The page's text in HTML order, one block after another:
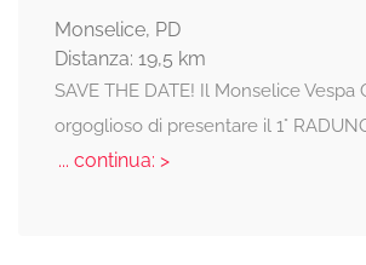
Monselice, PD
Distanza: 19,5 km
SAVE THE DATE! Il Monselice Vespa
orgoglioso di presentare il 1°
... continua: >